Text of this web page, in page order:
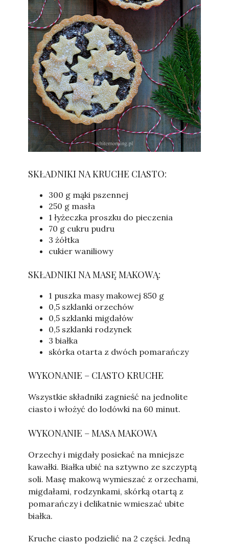
Robert
SKŁADNIKI NA KRUCHE CIASTO:
300 g mąki pszennej
250 g masła
1 łyżeczka proszku do pieczenia
70 g cukru pudru
3 żółtka
cukier waniliowy
SKŁADNIKI NA MASĘ MAKOWĄ:
1 puszka masy makowej 850 g
0,5 szklanki orzechów
0,5 szklanki migdałów
0,5 szklanki rodzynek
3 białka
skórka otarta z dwóch pomarańczy
WYKONANIE – CIASTO KRUCHE
Wszystkie składniki zagnieść na jednolite
ciasto i włożyć do lodówki na 60 minut.
WYKONANIE – MASA MAKOWA
Orzechy i migdały posiekać na mniejsze
kawałki. Białka ubić na sztywno ze szczyptą
soli. Masę makową wymieszać z orzechami,
migdałami, rodzynkami, skórką otartą z
pomarańczy i delikatnie wmieszać ubite
białka.
Kruche ciasto podzielić na 2 części. Jedną